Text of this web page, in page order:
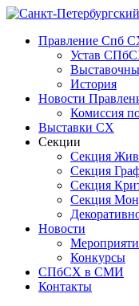
Правление Спб
Устав
История
Новости
Комиссия
Выставки СХ
Секции
Секция
Секция
Секция
Секция
Новости
Конкурсы
СПбСХ в СМИ
Контакты